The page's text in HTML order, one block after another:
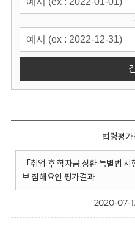
법령평
「취업 후 학자금 상환 특별법
보 침해요인 평가결과
2020-07-